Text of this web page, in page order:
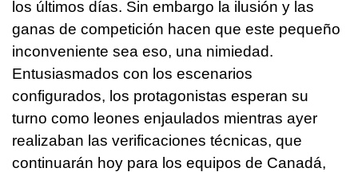
los últimos días. Sin embargo la ilusión y las
ganas de competición hacen que este pequeño
inconveniente sea eso, una nimiedad.
Entusiasmados con los escenarios
configurados, los protagonistas esperan su
turno como leones enjaulados mientras ayer
realizaban las verificaciones técnicas, que
continuarán hoy para los equipos de Canadá,